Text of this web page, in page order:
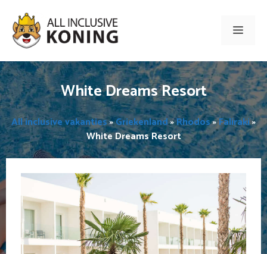
naar
inhoud
Menu
White Dreams Resort
All inclusive vakanties»Griekenland»Rhodos»Faliraki»
White Dreams Resort